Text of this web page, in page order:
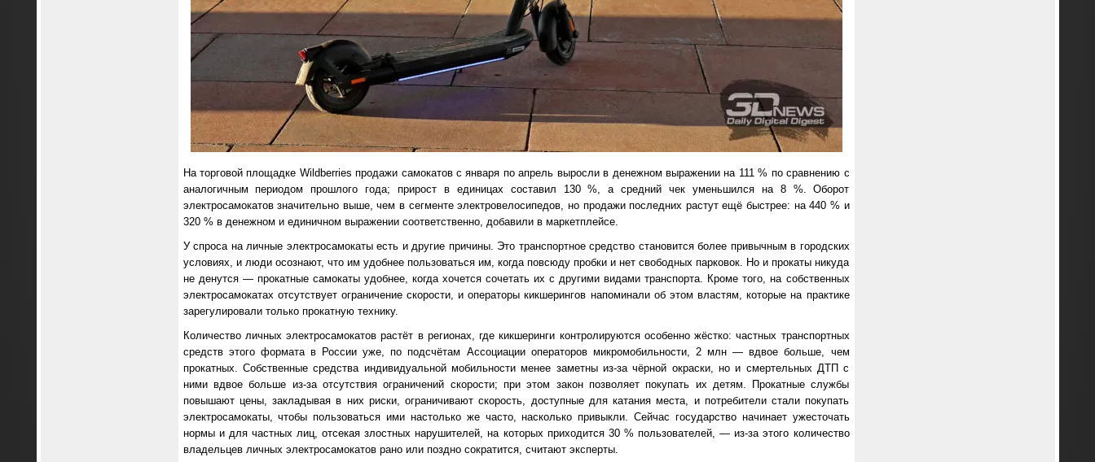
На торговой площадке Wildberries продажи самокатов с января по апрель выросли в денежном выражении на 111 % по сравнению с
аналогичным периодом прошлого года; прирост в единицах составил 130 %, а средний чек уменьшился на 8 %. Оборот
электросамокатов значительно выше, чем в сегменте электровелосипедов, но продажи последних растут ещё быстрее: на 440 % и
320 % в денежном и единичном выражении соответственно, добавили в маркетплейсе.
У спроса на личные электросамокаты есть и другие причины. Это транспортное средство становится более привычным в городских
условиях, и люди осознают, что им удобнее пользоваться им, когда повсюду пробки и нет свободных парковок. Но и прокаты никуда
не денутся — прокатные самокаты удобнее, когда хочется сочетать их с другими видами транспорта. Кроме того, на собственных
электросамокатах отсутствует ограничение скорости, и операторы кикшерингов напоминали об этом властям, которые на практике
зарегулировали только прокатную технику.
Количество личных электросамокатов растёт в регионах, где кикшеринги контролируются особенно жёстко: частных транспортных
средств этого формата в России уже, по подсчётам Ассоциации операторов микромобильности, 2 млн — вдвое больше, чем
прокатных. Собственные средства индивидуальной мобильности менее заметны из-за чёрной окраски, но и смертельных ДТП с
ними вдвое больше из-за отсутствия ограничений скорости; при этом закон позволяет покупать их детям. Прокатные службы
повышают цены, закладывая в них риски, ограничивают скорость, доступные для катания места, и потребители стали покупать
электросамокаты, чтобы пользоваться ими настолько же часто, насколько привыкли. Сейчас государство начинает ужесточать
нормы и для частных лиц, отсекая злостных нарушителей, на которых приходится 30 % пользователей, — из-за этого количество
владельцев личных электросамокатов рано или поздно сократится, считают эксперты.